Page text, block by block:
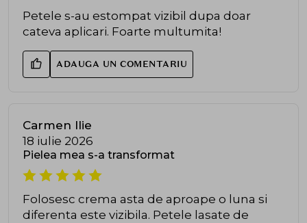
Petele s-au estompat vizibil dupa doar
cateva aplicari. Foarte multumita!
ADAUGA UN COMENTARIU
Carmen Ilie
18 iulie 2026
Pielea mea s-a transformat
Folosesc crema asta de aproape o luna si
diferenta este vizibila. Petele lasate de